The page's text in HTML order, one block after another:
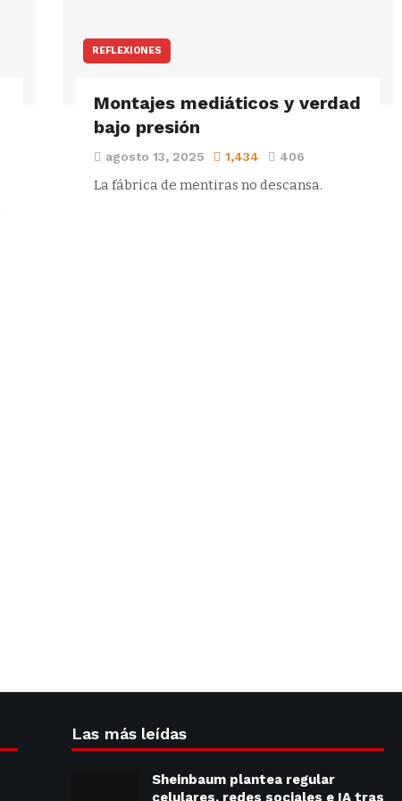
REFLEXIONES
Montajes mediáticos y verdad
bajo presión
agosto 13, 2025 1,434 406
La fábrica de mentiras no descansa.
Las más leídas
Sheinbaum plantea regular
celulares, redes sociales e IA tras